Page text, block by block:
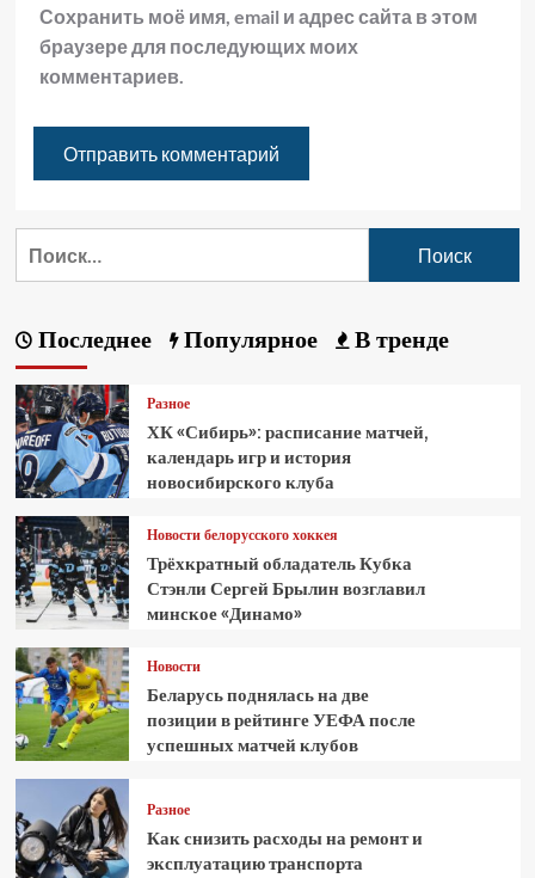
Сохранить моё имя, email и адрес сайта в этом
браузере для последующих моих
комментариев.
Последнее Популярное В тренде
Разное
ХК «Сибирь»: расписание матчей,
календарь игр и история
новосибирского клуба
Новости белорусского хоккея
Трёхкратный обладатель Кубка
Стэнли Сергей Брылин возглавил
минское «Динамо»
Новости
Беларусь поднялась на две
позиции в рейтинге УЕФА после
успешных матчей клубов
Разное
Как снизить расходы на ремонт и
эксплуатацию транспорта